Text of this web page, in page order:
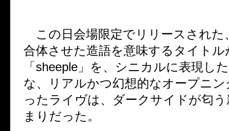
この日会場限定でリリースされた
合体させた造語を意味するタイト
「 sheeple 」を、シニカルに表現し
な、リアルかつ幻想的なオープニン
ったライヴは、ダークサイドが匂
まりだった。